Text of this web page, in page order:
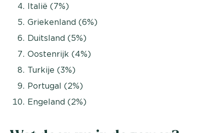
Italië (7%)
Griekenland (6%)
Duitsland (5%)
Oostenrijk (4%)
Turkije (3%)
Portugal (2%)
Engeland (2%)